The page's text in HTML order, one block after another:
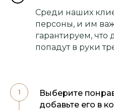
Среди наших
персоны, и им
гарантируем, что
попадут в руки
Выберите
добавьте его в